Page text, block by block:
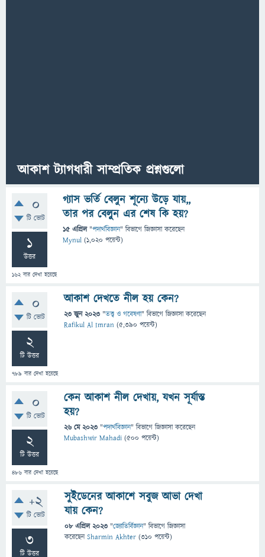
আকাশ ট্যাগধারী সাম্প্রতিক প্রশ্নগুলো
0
টি ভোট
1
উত্তর
162বার দেখা হয়েছে
গ্যাস ভর্তি বেলুন শূন্যে উড়ে যায়,,
তার পর বেলুুন এর শেষ কি হয়?
15 এপ্রিল "পদার্থবিজ্ঞান" বিভাগে জিজ্ঞাসাকরেছেন
Mynul (1,020 পয়েন্ট)
0
টি ভোট
2
টি উত্তর
789 বার দেখা হয়েছে
আকাশ দেখতে নীল হয় কেন?
23 জুন 2023 "তত্ত্ব ও গবেষণা" বিভাগে জিজ্ঞাসাকরেছেন
Rafikul Al Imran (5,390 পয়েন্ট)
0
টি ভোট
2
টি উত্তর
486 বার দেখা হয়েছে
কেন আকাশ নীল দেখায়, যখন সূর্যাস্ত
হয়?
26 মে 2023 "পদার্থবিজ্ঞান" বিভাগে জিজ্ঞাসাকরেছেন
Mubashwir Mahadi (500 পয়েন্ট)
+2
টি ভোট
3
টি উত্তর
সুইডেনের আকাশে সবুজ আভা দেখা
যায় কেন?
08 এপ্রিল 2023 "জ্যোতির্বিজ্ঞান" বিভাগে জিজ্ঞাসা
করেছেনSharmin Akhter (310 পয়েন্ট)